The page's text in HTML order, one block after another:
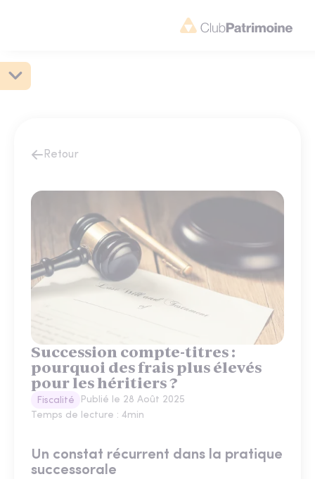
Retour
Succession compte-titres :
pourquoi des frais plus élevés
pour les héritiers ?
Fiscalité Publié le 28 Août 2025
Temps de lecture : 4min
Un constat récurrent dans la pratique
successorale